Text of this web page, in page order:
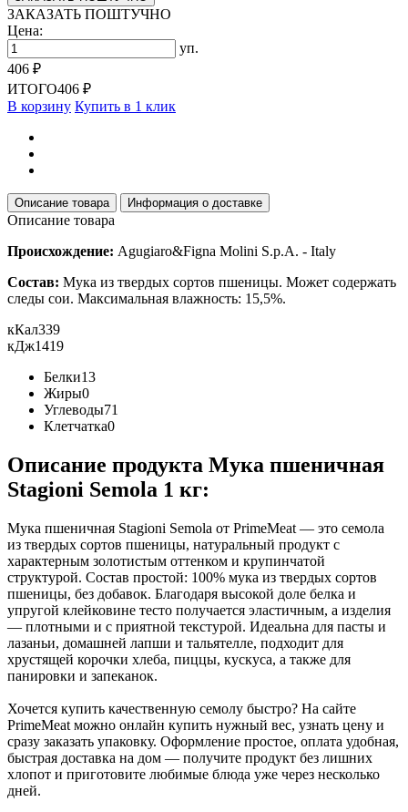
ЗАКАЗАТЬ ПОШТУЧНО
Цена:
уп.
406 ₽
ИТОГО406 ₽
В корзину Купить в 1 клик
Описание товара Информация о доставке
Описание товара
Происхождение: Agugiaro&Figna Molini S.p.A. - Italy
Состав: Мука из твердых сортов пшеницы. Может содержать
следы сои. Максимальная влажность: 15,5%.
кКал339
кДж1419
Белки13
Жиры0
Углеводы71
Клетчатка0
Описание продукта Мука пшеничная
Stagioni Semola 1 кг:
Мука пшеничная Stagioni Semola от PrimeMeat — это семола
из твердых сортов пшеницы, натуральный продукт с
характерным золотистым оттенком и крупинчатой
структурой. Состав простой: 100% мука из твердых сортов
пшеницы, без добавок. Благодаря высокой доле белка и
упругой клейковине тесто получается эластичным, а изделия
— плотными и с приятной текстурой. Идеальна для пасты и
лазаньи, домашней лапши и тальятелле, подходит для
хрустящей корочки хлеба, пиццы, кускуса, а также для
панировки и запеканок.
Хочется купить качественную семолу быстро? На сайте
PrimeMeat можно онлайн купить нужный вес, узнать цену и
сразу заказать упаковку. Оформление простое, оплата удобная,
быстрая доставка на дом — получите продукт без лишних
хлопот и приготовите любимые блюда уже через несколько
дней.